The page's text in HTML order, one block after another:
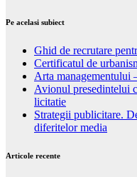
Pe acelasi subiect
Ghid de recrutare
Certificatul de
Arta managementului
Avionul presedintelui
licitatie
Strategii publicitare.
diferitelor media
Articole recente